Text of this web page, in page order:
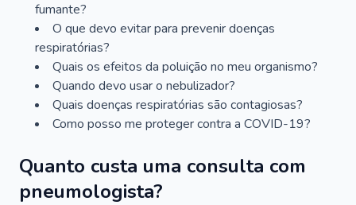
fumante?
O que devo evitar para prevenir doenças
respiratórias?
Quais os efeitos da poluição no meu organismo?
Quando devo usar o nebulizador?
Quais doenças respiratórias são contagiosas?
Como posso me proteger contra a COVID-19?
Quanto custa uma consulta com
pneumologista?